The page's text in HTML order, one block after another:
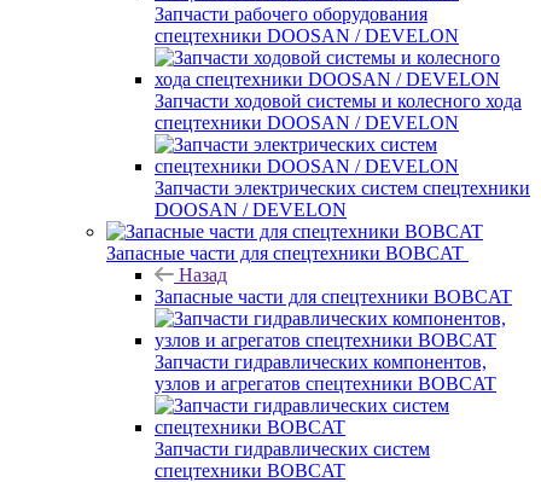
Запчасти рабочего оборудования
спецтехники DOOSAN / DEVELON
Запчасти ходовой системы и колесного хода
спецтехники DOOSAN / DEVELON
Запчасти электрических систем спецтехники
DOOSAN / DEVELON
Запасные части для спецтехники BOBCAT
Назад
Запасные части для спецтехники BOBCAT
Запчасти гидравлических компонентов,
узлов и агрегатов спецтехники BOBCAT
Запчасти гидравлических систем
спецтехники BOBCAT